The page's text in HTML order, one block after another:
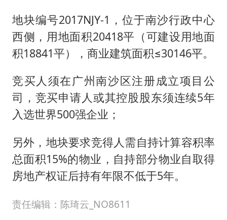
地块编号2017NJY-1，位于南沙行政中心
西侧，用地面积20418平（可建设用地面
积18841平），商业建筑面积≤30146平。
竞买人须在广州南沙区注册成立项目公
司，竞买申请人或其控股股东须连续5年
入选世界500强企业；
另外，地块要求竞得人需自持计算容积率
总面积15%的物业，自持部分物业自取得
房地产权证后持有年限不低于5年。
责任编辑：陈琦云_NO8611